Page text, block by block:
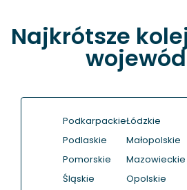
Najkrótsze
Podkarpackie
Podlaskie
Pomorskie
Śląskie
Łódzkie
Małopolskie
Mazowieckie
Opolskie